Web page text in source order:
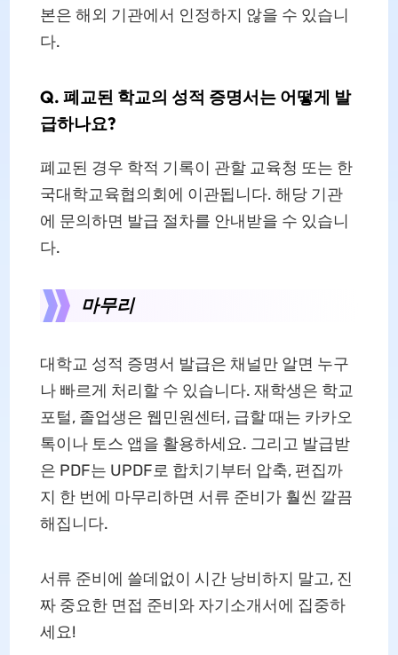
본은 해외 기관에서 인정하지 않을 수 있습니
다.
Q. 폐교된 학교의 성적 증명서는 어떻게 발
급하나요?
폐교된 경우 학적 기록이 관할 교육청 또는 한
국대학교육협의회에 이관됩니다. 해당 기관
에 문의하면 발급 절차를 안내받을 수 있습니
다.
마무리
대학교 성적 증명서 발급은 채널만 알면 누구
나 빠르게 처리할 수 있습니다. 재학생은 학교
포털, 졸업생은 웹민원센터, 급할 때는 카카오
톡이나 토스 앱을 활용하세요. 그리고 발급받
은 PDF는 UPDF로 합치기부터 압축, 편집까
지 한 번에 마무리하면 서류 준비가 훨씬 깔끔
해집니다.
서류 준비에 쓸데없이 시간 낭비하지 말고, 진
짜 중요한 면접 준비와 자기소개서에 집중하
세요!